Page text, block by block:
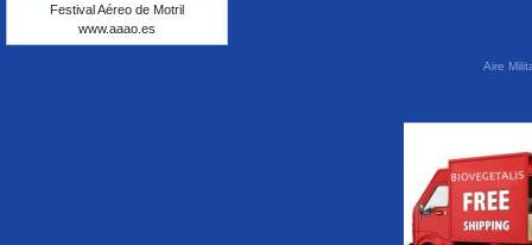
Festival Aéreo de Motril
www.aaao.es
Aire